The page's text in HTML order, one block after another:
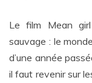
Le film Mean
sauvage : le
d’une année
il faut revenir sur